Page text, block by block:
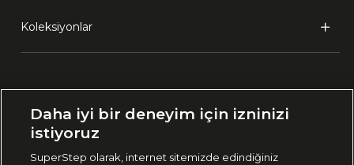
Koleksiyonlar
🇹🇷 Türkiye
Daha iyi bir deneyim için izninizi
istiyoruz
SuperStep olarak, internet sitemizde edindiğiniz